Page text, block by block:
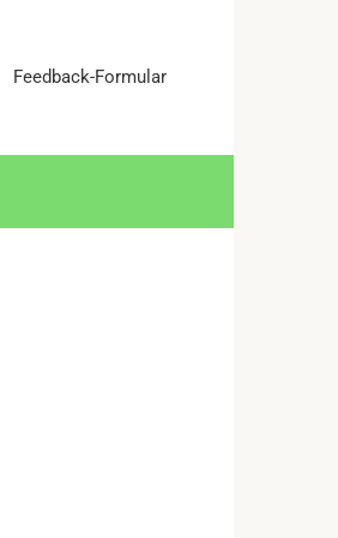
Feedback-Formular